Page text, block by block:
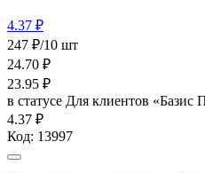
4.37 ₽
247 ₽/10 шт
24.70 ₽
23.95 ₽
в статусе Для клиентов «Базис
4.37 ₽
Код: 13997